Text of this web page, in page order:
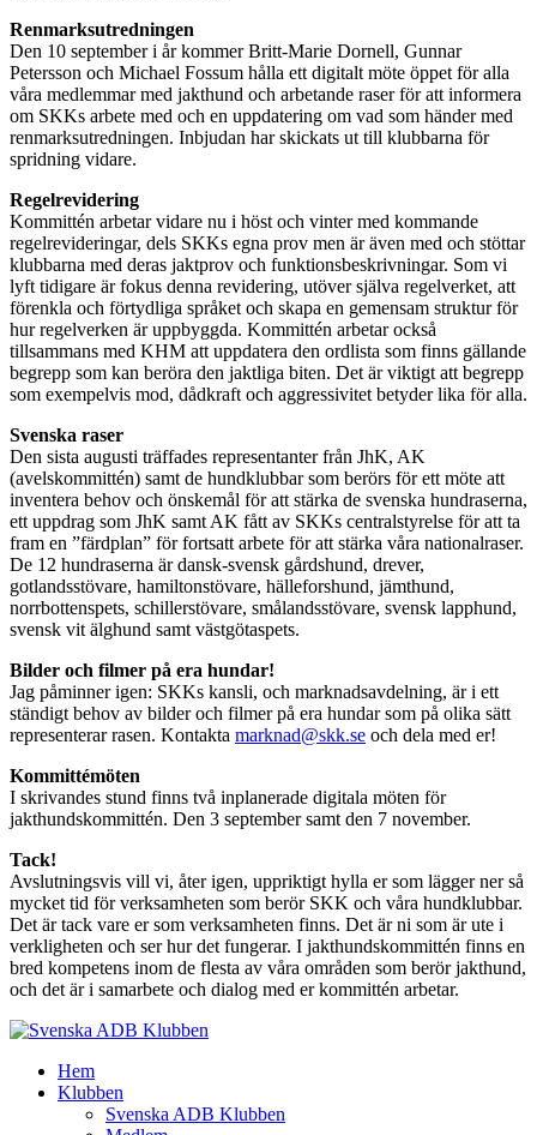
Renmarksutredningen
Den 10 september i år kommer Britt-Marie Dornell, Gunnar
Petersson och Michael Fossum hålla ett digitalt möte öppet för alla
våra medlemmar med jakthund och arbetande raser för att informera
om SKKs arbete med och en uppdatering om vad som händer med
renmarksutredningen. Inbjudan har skickats ut till klubbarna för
spridning vidare.
Regelrevidering
Kommittén arbetar vidare nu i höst och vinter med kommande
regelrevideringar, dels SKKs egna prov men är även med och stöttar
klubbarna med deras jaktprov och funktionsbeskrivningar. Som vi
lyft tidigare är fokus denna revidering, utöver själva regelverket, att
förenkla och förtydliga språket och skapa en gemensam struktur för
hur regelverken är uppbyggda. Kommittén arbetar också
tillsammans med KHM att uppdatera den ordlista som finns gällande
begrepp som kan beröra den jaktliga biten. Det är viktigt att begrepp
som exempelvis mod, dådkraft och aggressivitet betyder lika för alla.
Svenska raser
Den sista augusti träffades representanter från JhK, AK
(avelskommittén) samt de hundklubbar som berörs för ett möte att
inventera behov och önskemål för att stärka de svenska hundraserna,
ett uppdrag som JhK samt AK fått av SKKs centralstyrelse för att ta
fram en ”färdplan” för fortsatt arbete för att stärka våra nationalraser.
De 12 hundraserna är dansk-svensk gårdshund, drever,
gotlandsstövare, hamiltonstövare, hälleforshund, jämthund,
norrbottenspets, schillerstövare, smålandsstövare, svensk lapphund,
svensk vit älghund samt västgötaspets.
Bilder och filmer på era hundar!
Jag påminner igen: SKKs kansli, och marknadsavdelning, är i ett
ständigt behov av bilder och filmer på era hundar som på olika sätt
representerar rasen. Kontakta marknad@skk.se och dela med er!
Kommittémöten
I skrivandes stund finns två inplanerade digitala möten för
jakthundskommittén. Den 3 september samt den 7 november.
Tack!
Avslutningsvis vill vi, åter igen, uppriktigt hylla er som lägger ner så
mycket tid för verksamheten som berör SKK och våra hundklubbar.
Det är tack vare er som verksamheten finns. Det är ni som är ute i
verkligheten och ser hur det fungerar. I jakthundskommittén finns en
bred kompetens inom de flesta av våra områden som berör jakthund,
och det är i samarbete och dialog med er kommittén arbetar.
Hem
Klubben
Svenska ADB Klubben